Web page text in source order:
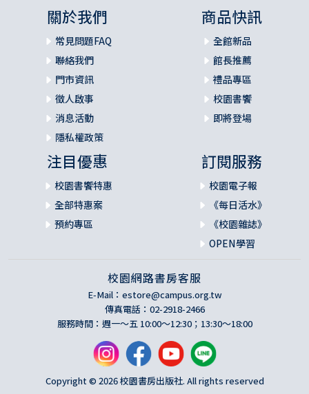
關於我們
常見問題FAQ
聯絡我們
門市資訊
徵人啟事
消息活動
隱私權政策
商品快訊
全館新品
館長推薦
禮品專區
校園書饗
即將登場
注目優惠
校園書饗特惠
全部特惠案
預約專區
訂閱服務
校園電子報
《每日活水》
《校園雜誌》
OPEN學習
校園網路書房客服
E-Mail： estore@campus.org.tw
傳真電話：02-2918-2466
服務時間：週一～五 10:00～12:30；13:30～18:00
Copyright © 2026 校園書房出版社. All rights reserved